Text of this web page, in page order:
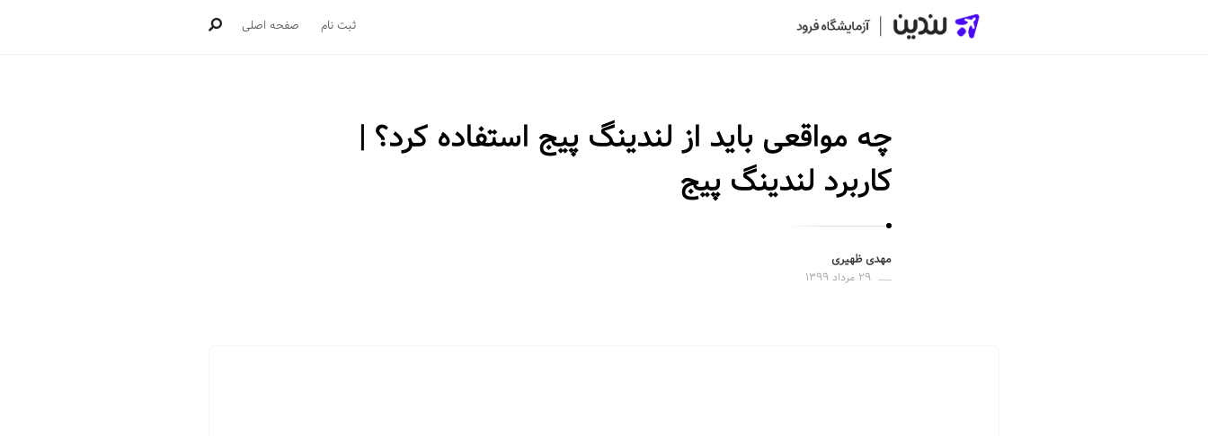
ثبت نام صفحه اصلی
چه مواقعی باید از لندینگ پیج استفاده کرد؟ |
کاربرد لندینگ پیج
مهدی ظهیری
۲۹ مرداد ۱۳۹۹